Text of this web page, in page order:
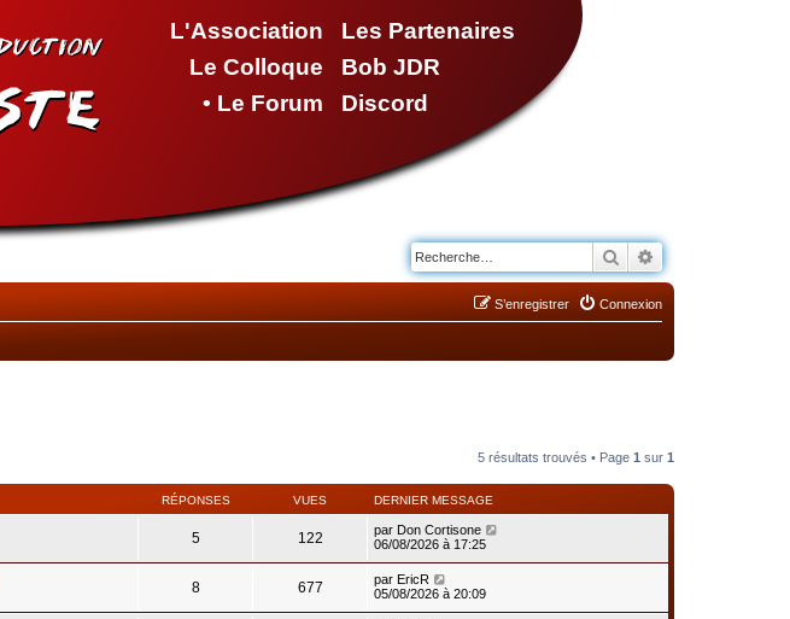
L'Association
Le Colloque
• Le Forum
Les Partenaires
Bob JDR
Discord
Rechercher
Connexion
S’enregistrer
5 résultats trouvés • Page 1 sur 1
RÉPONSES VUES DERNIER MESSAGE
5 122 par Don Cortisone
06/08/2026 à 17:25
8 677 par EricR
05/08/2026 à 20:09